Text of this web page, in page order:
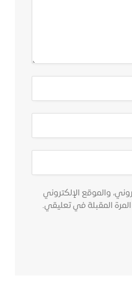
والموقع الإلكتروني
المقبلة في تعليقي.